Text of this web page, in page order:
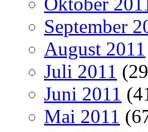
September
August 2011
Juli 2011
Juni 2011
Mai 2011